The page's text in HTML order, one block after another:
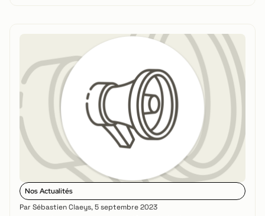
Nos Actualités
Par Sébastien Claeys,5 septembre 2023